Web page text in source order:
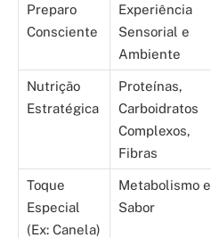
Preparo
Consciente
Experiência
Sensorial e
Ambiente
Nutrição
Estratégica
Proteínas,
Carboidratos
Complexos,
Fibras
Toque
Especial
(Ex: Canela)
Metabolismo e
Sabor